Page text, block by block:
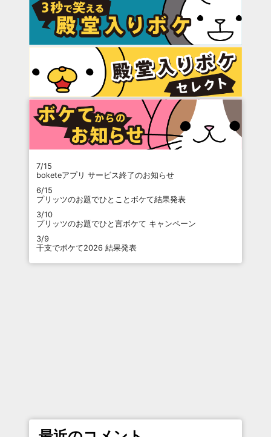
7/15
boketeアプリ サービス終了のお知らせ
6/15
プリッツのお題でひとことボケて結果発表
3/10
プリッツのお題でひと言ボケて キャンペーン
3/9
干支でボケて2026 結果発表